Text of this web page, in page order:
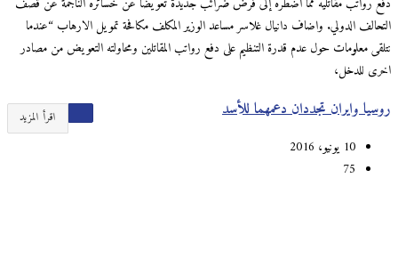
التحالف الدولي. واضاف دانيال غلاسر مساعد الوزير المكلف مكافحة تمويل الارهاب “عندما
نتلقى معلومات حول عدم قدرة التنظيم على دفع رواتب المقاتلين ومحاولته التعويض من مصادر
اخرى للدخل،
اقرأ المزيد روسيا وايران تجددان دعمهما للأسد
10 يونيو، 2016
75